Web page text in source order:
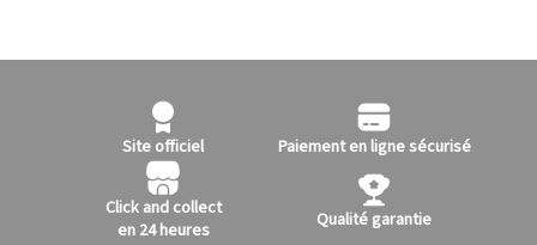
Site officiel Paiement en ligne sécurisé
Click and collect
en 24 heures
Qualité garantie